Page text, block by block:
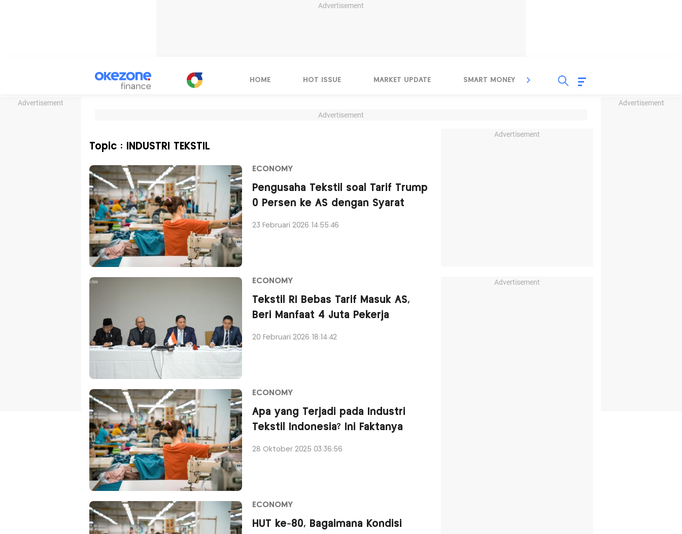
Advertisement
Advertisement Advertisement
HOME HOT ISSUE MARKET UPDATE SMART MONEY INSPIRASI BISNIS
Advertisement
Topic : INDUSTRI TEKSTIL
ECONOMY
Pengusaha Tekstil soal Tarif Trump
0 Persen ke AS dengan Syarat
23 Februari 2026 14:55:46
ECONOMY
Tekstil RI Bebas Tarif Masuk AS,
Beri Manfaat 4 Juta Pekerja
20 Februari 2026 18:14:42
ECONOMY
Apa yang Terjadi pada Industri
Tekstil Indonesia? Ini Faktanya
28 Oktober 2025 03:36:56
ECONOMY
HUT ke-80, Bagaimana Kondisi
Advertisement
Advertisement